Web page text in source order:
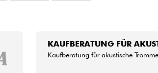
KAUFBERATUNG FÜR
Kaufberatung für akustische